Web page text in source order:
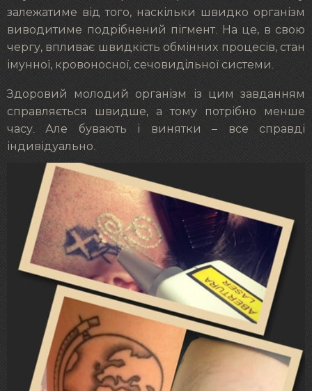
залежатиме від того, наскільки швидко організм
виводитиме подрібнений пігмент. На це, в свою
чергу, впливає швидкість обмінних процесів, стан
імунної, кровоносної, сечовидільної системи.
Здоровий молодий організм із цим завданням
справляється швидше, а тому потрібно менше
часу. Але бувають і винятки – все справді
індивідуально.